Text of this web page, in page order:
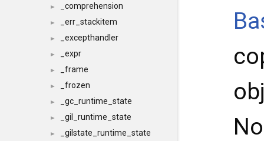
► _comprehension
► _err_stackitem
► _excepthandler
► _expr
► _frame
► _frozen
► _gc_runtime_state
► _gil_runtime_state
► _gilstate_runtime_state